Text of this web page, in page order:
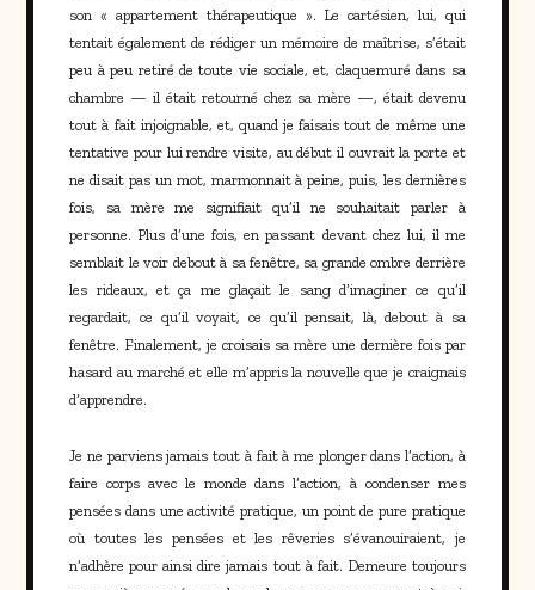
son « appartement thérapeutique ». Le cartésien, lui, qui
tentait également de rédiger un mémoire de maîtrise, s’était
peu à peu retiré de toute vie sociale, et, claquemuré dans sa
chambre — il était retourné chez sa mère —, était devenu
tout à fait injoignable, et, quand je faisais tout de même une
tentative pour lui rendre visite, au début il ouvrait la porte et
ne disait pas un mot, marmonnait à peine, puis, les dernières
fois, sa mère me signifiait qu’il ne souhaitait parler à
personne. Plus d’une fois, en passant devant chez lui, il me
semblait le voir debout à sa fenêtre, sa grande ombre derrière
les rideaux, et ça me glaçait le sang d’imaginer ce qu’il
regardait, ce qu’il voyait, ce qu’il pensait, là, debout à sa
fenêtre. Finalement, je croisais sa mère une dernière fois par
hasard au marché et elle m’appris la nouvelle que je craignais
d’apprendre.
Je ne parviens jamais tout à fait à me plonger dans l’action, à
faire corps avec le monde dans l’action, à condenser mes
pensées dans une activité pratique, un point de pure pratique
où toutes les pensées et les rêveries s’évanouiraient, je
n’adhère pour ainsi dire jamais tout à fait. Demeure toujours